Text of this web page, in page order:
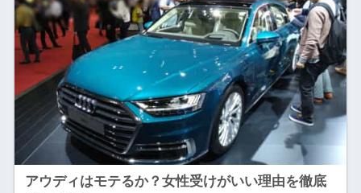
アウディはモテるか？女性受けがいい理由を徹底